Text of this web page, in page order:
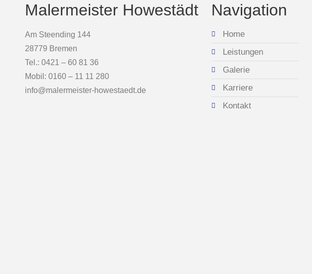
Malermeister Howestädt
Am Steending 144
28779 Bremen
Tel.: 0421 – 60 81 36
Mobil: 0160 – 11 11 280
info@malermeister-howestaedt.de
Navigation
Home
Leistungen
Galerie
Karriere
Kontakt